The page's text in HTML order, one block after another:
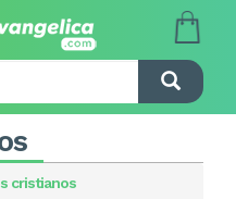
cristianos